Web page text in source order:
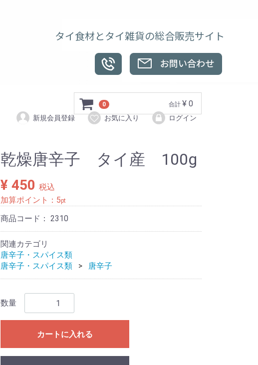
タイ食材とタイ雑貨の総合販売サイト
0 合計 ¥ 0
新規会員登録 お気に入り ログイン
乾燥唐辛子 タイ産 100g
¥ 450 税込
加算ポイント： 5pt
商品コード： 2310
関連カテゴリ
唐辛子・スパイス類
唐辛子・スパイス類
唐辛子
数量
カートに入れる